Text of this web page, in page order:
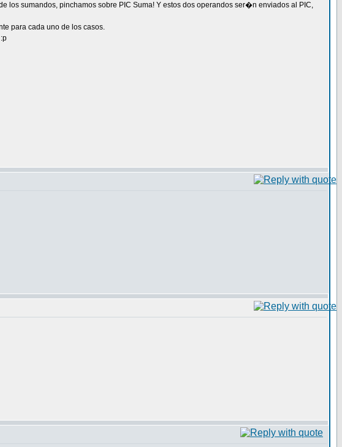
los sumandos, pinchamos sobre PIC Suma! Y estos dos operandos ser�n enviados al PIC,
para cada uno de los casos.